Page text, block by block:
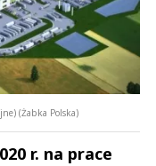
(Żabka Polska)
r. na prace